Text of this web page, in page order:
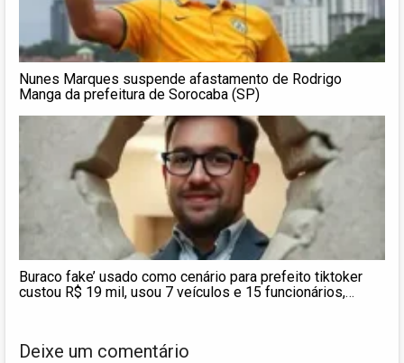
Nunes Marques suspende afastamento de Rodrigo
Manga da prefeitura de Sorocaba (SP)
Buraco fake’ usado como cenário para prefeito tiktoker
custou R$ 19 mil, usou 7 veículos e 15 funcionários,
Deixe um comentário